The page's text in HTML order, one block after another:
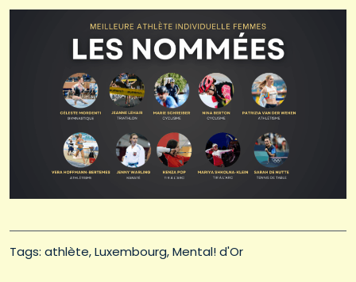
Tags: athlète Luxembourg Mental! d'Or